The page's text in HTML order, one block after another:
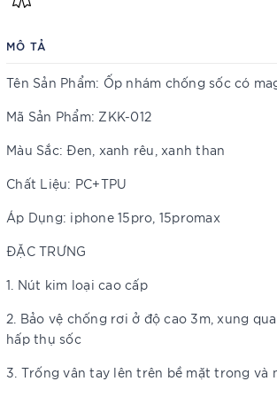
MÔ TẢ
Tên Sản Phẩm: Ốp nhám chống sốc có
Mã Sản Phẩm: ZKK-012
Màu Sắc: Đen, xanh rêu, xanh than
Chất Liệu: PC+TPU
Áp Dụng: iphone 15pro, 15promax
ĐẶC TRƯNG
1. Nút kim loại cao cấp
2. Bảo vệ chống rơi ở độ cao 3m, xung
hấp thụ sốc
3. Trống vân tay lên trên bề mặt trong và